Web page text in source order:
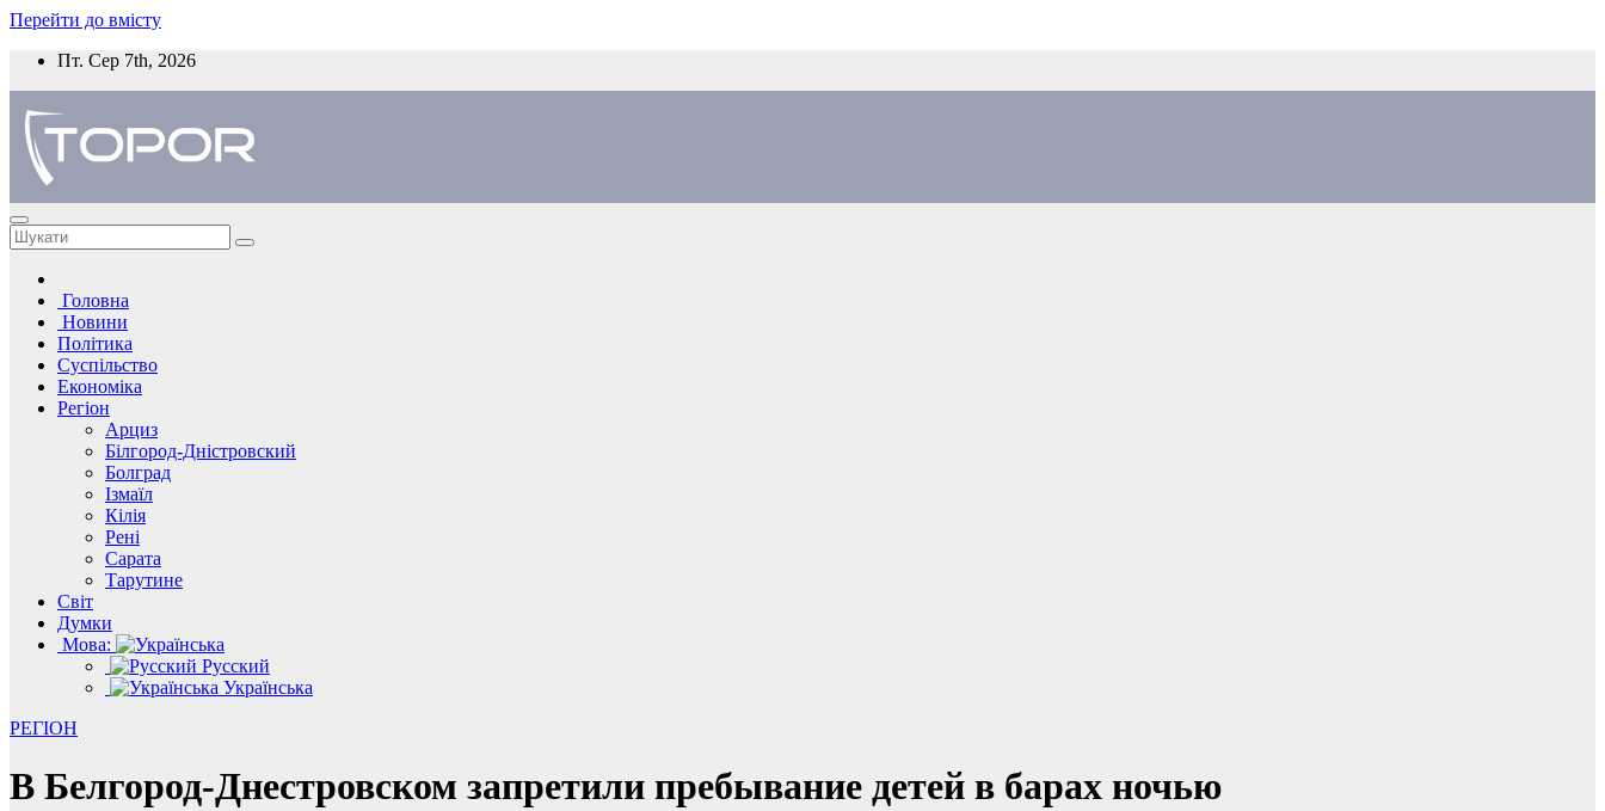
Перейти до вмісту
Пт. Сер 7th, 2026
Головна
Новини
Політика
Суспільство
Економіка
Регіон
Арциз
Білгород-Дністровский
Болград
Ізмаїл
Кілія
Рені
Сарата
Тарутине
Світ
Думки
Мова:
Русский
Українська
РЕГІОН
В Белгород-Днестровском запретили пребывание детей в барах ночью